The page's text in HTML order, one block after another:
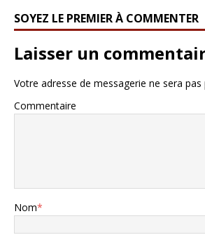
SOYEZ LE PREMIER À COMMENTER
Laisser un
Votre adresse de messagerie ne sera pas
Commentaire
Nom*